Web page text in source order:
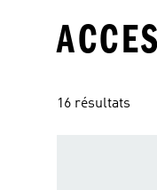
16 résultats